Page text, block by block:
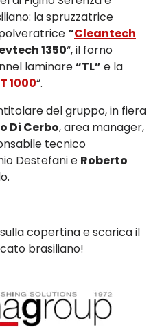
la spruzzatrice
“Cleantech
1350“, il forno
laminare“TL” e la
1000“.
del gruppo, in fiera
Di Cerbo, area manager,
tecnico
Destefani e Roberto
copertina e scarica il
brasiliano!